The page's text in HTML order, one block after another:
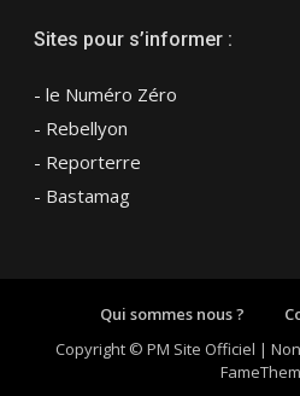
Sites pour s’informer :
- le Numéro Zéro
- Rebellyon
- Reporterre
- Bastamag
Qui sommes nous ?
Copyright © PM Site Officiel |